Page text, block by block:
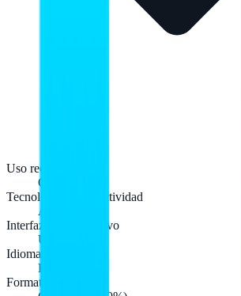
Uso recomendado
Oficina
Tecnología de conectividad
Alámbrico
Interfaz del dispositivo
USB
Idioma del teclado
Español
Formato del teclado